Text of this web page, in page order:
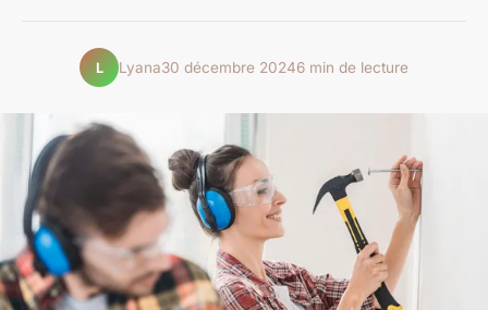
L Lyana30 décembre 20246 min de lecture